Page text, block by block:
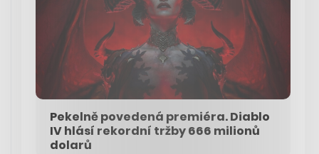
Pekelně povedená premiéra. Diablo
IV hlásí rekordní tržby 666 milionů
dolarů